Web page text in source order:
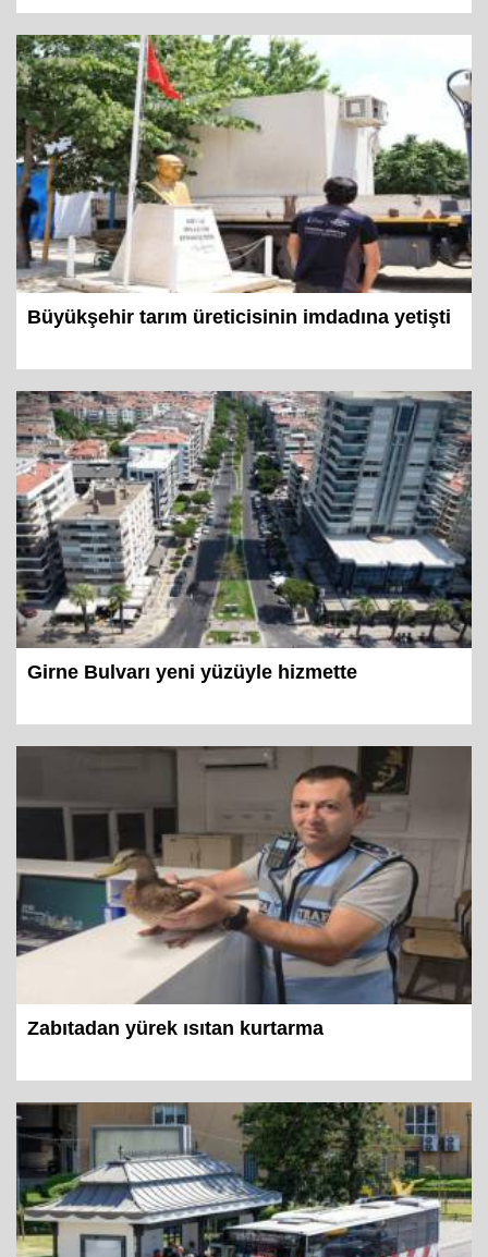
Büyükşehir tarım üreticisinin imdadına yetişti
Girne Bulvarı yeni yüzüyle hizmette
Zabıtadan yürek ısıtan kurtarma